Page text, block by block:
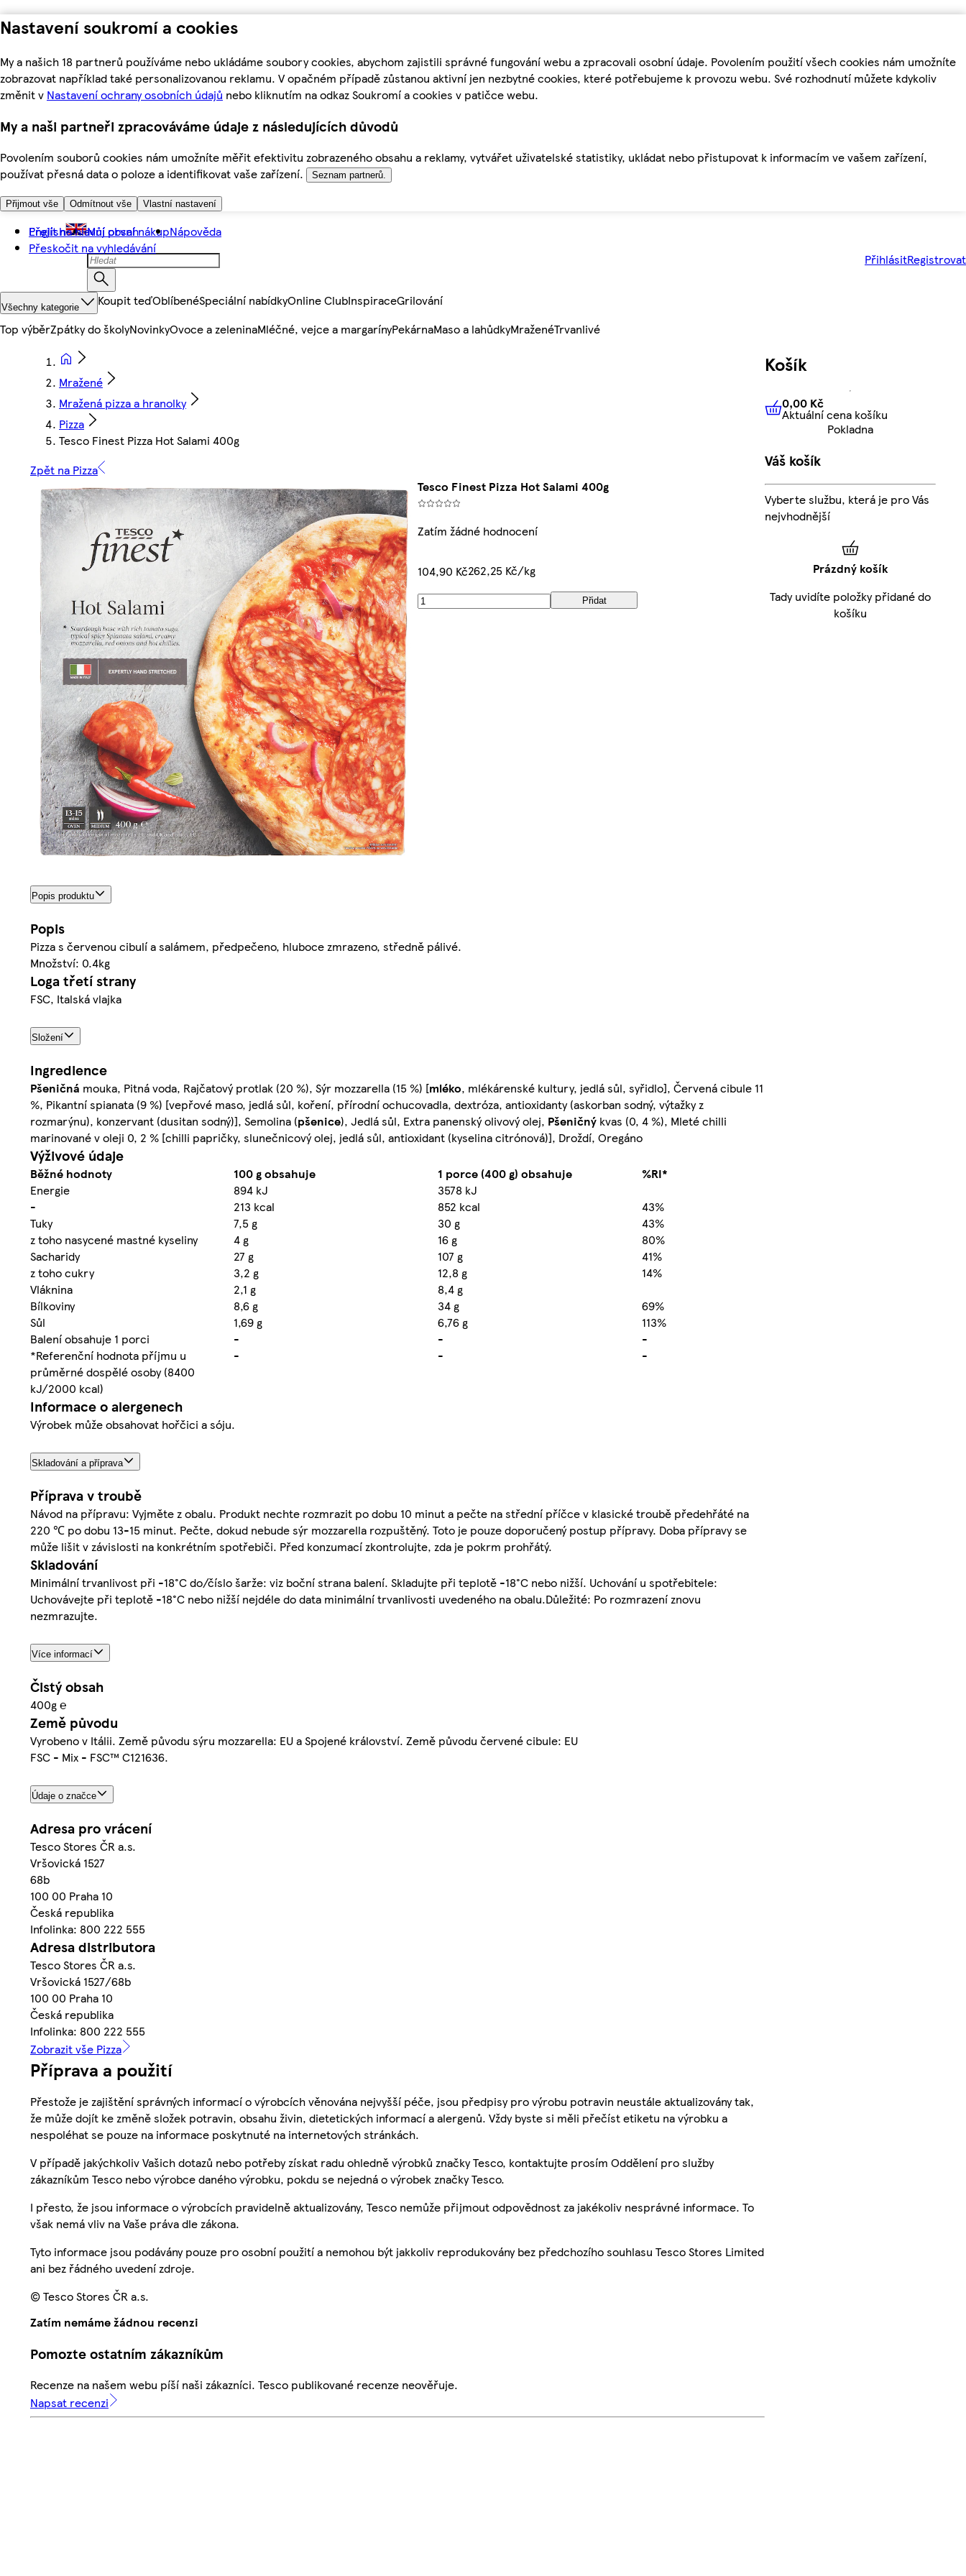
Nastavení soukromí a cookies
My a našich 18 partnerů používáme nebo ukládáme soubory cookies, abychom zajistili správné fungování webu a zpracovali osobní údaje. Povolením použití všech cookies nám umožníte
zobrazovat například také personalizovanou reklamu. V opačném případě zůstanou aktivní jen nezbytné cookies, které potřebujeme k provozu webu. Své rozhodnutí můžete kdykoliv
změnit v Nastavení ochrany osobních údajů nebo kliknutím na odkaz Soukromí a cookies v patičce webu.
My a naši partneři zpracováváme údaje z následujících důvodů
Povolením souborů cookies nám umožníte měřit efektivitu zobrazeného obsahu a reklamy, vytvářet uživatelské statistiky, ukládat nebo přistupovat k informacím ve vašem zařízení,
používat přesná data o poloze a identifikovat vaše zařízení.
Seznam partnerů.
Přijmout vše Odmítnout vše Vlastní nastavení
Přejít na hlavní obsah
Přeskočit na vyhledávání
English Můj první nákupNápověda
PřihlásitRegistrovat
Všechny kategorie Koupit teďOblíbenéSpeciální nabídkyOnline ClubInspiraceGrilování
Top výběrZpátky do školyNovinkyOvoce a zeleninaMléčné, vejce a margarínyPekárnaMaso a lahůdkyMraženéTrvanlivé
Mražené
Mražená pizza a hranolky
Pizza
Tesco Finest Pizza Hot Salami 400g
Zpět na Pizza
Tesco Finest Pizza Hot Salami 400g
Zatím žádné hodnocení
104,90 Kč262,25 Kč/kg
Přidat
Popis produktu
Popis
Pizza s červenou cibulí a salámem, předpečeno, hluboce zmrazeno, středně pálivé.
Množství: 0.4kg
Loga třetí strany
FSC, Italská vlajka
Složení
Ingredience
Pšeničná mouka, Pitná voda, Rajčatový protlak (20 %), Sýr mozzarella (15 %) [mléko, mlékárenské kultury, jedlá sůl, syřidlo], Červená cibule 11
%, Pikantní spianata (9 %) [vepřové maso, jedlá sůl, koření, přírodní ochucovadla, dextróza, antioxidanty (askorban sodný, výtažky z
rozmarýnu), konzervant (dusitan sodný)], Semolina (pšenice), Jedlá sůl, Extra panenský olivový olej, Pšeničný kvas (0, 4 %), Mleté chilli
marinované v oleji 0, 2 % [chilli papričky, slunečnicový olej, jedlá sůl, antioxidant (kyselina citrónová)], Droždí, Oregáno
Výživové údaje
Běžné hodnoty 100 g obsahuje 1 porce (400 g) obsahuje
%RI*
Energie
894 kJ
3578 kJ
-
213 kcal 852 kcal
43%
Tuky
7,5 g 30 g
43%
z toho nasycené mastné kyseliny
4 g 16 g
80%
Sacharidy
27 g 107 g
41%
z toho cukry
3,2 g 12,8 g
14%
Vláknina
2,1 g
8,4 g
Bílkoviny
8,6 g 34 g
69%
Sůl
1,69 g 6,76 g
113%
Balení obsahuje 1 porci
- -
-
*Referenční hodnota příjmu u
průměrné dospělé osoby (8400
kJ/2000 kcal)
- - -
Informace o alergenech
Výrobek může obsahovat hořčici a sóju.
Skladování a příprava
Příprava v troubě
Návod na přípravu: Vyjměte z obalu. Produkt nechte rozmrazit po dobu 10 minut a pečte na střední příčce v klasické troubě předehřáté na
220 ℃ po dobu 13-15 minut. Pečte, dokud nebude sýr mozzarella rozpuštěný. Toto je pouze doporučený postup přípravy. Doba přípravy se
může lišit v závislosti na konkrétním spotřebiči. Před konzumací zkontrolujte, zda je pokrm prohřátý.
Skladování
Minimální trvanlivost při -18°C do/číslo šarže: viz boční strana balení. Skladujte při teplotě -18°C nebo nižší. Uchování u spotřebitele:
Uchovávejte při teplotě -18°C nebo nižší nejdéle do data minimální trvanlivosti uvedeného na obalu.Důležité: Po rozmrazení znovu
nezmrazujte.
Více informací
Čistý obsah
400g ℮
Země původu
Vyrobeno v Itálii. Země původu sýru mozzarella: EU a Spojené království. Země původu červené cibule: EU
FSC - Mix - FSC™ C121636.
Údaje o značce
Adresa pro vrácení
Tesco Stores ČR a.s.
Vršovická 1527
68b
100 00 Praha 10
Česká republika
Infolinka: 800 222 555
Adresa distributora
Tesco Stores ČR a.s.
Vršovická 1527/68b
100 00 Praha 10
Česká republika
Infolinka: 800 222 555
Zobrazit vše Pizza
Příprava a použití
Přestože je zajištění správných informací o výrobcích věnována nejvyšší péče, jsou předpisy pro výrobu potravin neustále aktualizovány tak,
že může dojít ke změně složek potravin, obsahu živin, dietetických informací a alergenů. Vždy byste si měli přečíst etiketu na výrobku a
nespoléhat se pouze na informace poskytnuté na internetových stránkách.
V případě jakýchkoliv Vašich dotazů nebo potřeby získat radu ohledně výrobků značky Tesco, kontaktujte prosím Oddělení pro služby
zákazníkům Tesco nebo výrobce daného výrobku, pokdu se nejedná o výrobek značky Tesco.
I přesto, že jsou informace o výrobcích pravidelně aktualizovány, Tesco nemůže přijmout odpovědnost za jakékoliv nesprávné informace. To
však nemá vliv na Vaše práva dle zákona.
Tyto informace jsou podávány pouze pro osobní použití a nemohou být jakkoliv reprodukovány bez předchozího souhlasu Tesco Stores Limited
ani bez řádného uvedení zdroje.
© Tesco Stores ČR a.s.
Zatím nemáme žádnou recenzi
Pomozte ostatním zákazníkům
Recenze na našem webu píší naši zákazníci. Tesco publikované recenze neověřuje.
Napsat recenzi
Košík
0,00 KčAktuální cena košíku
0,00 Kč
Aktuální cena košíku
Pokladna
Váš košík
Vyberte službu, která je pro Vás
nejvhodnější
Prázdný košík
Tady uvidíte položky přidané do
košíku